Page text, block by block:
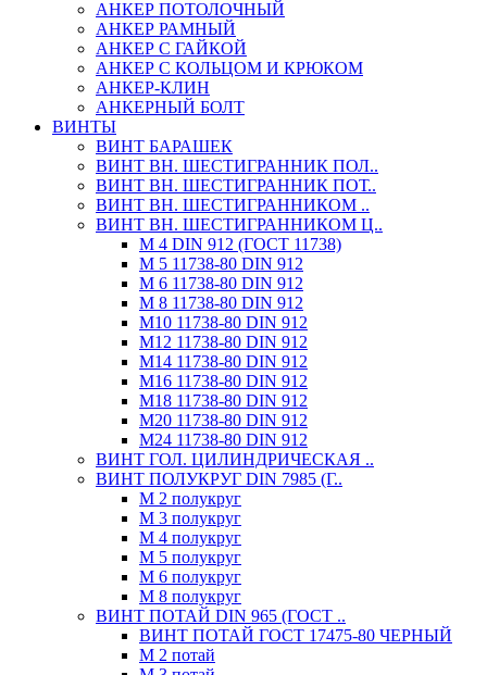
АНКЕР ПОТОЛОЧНЫЙ
АНКЕР РАМНЫЙ
АНКЕР С ГАЙКОЙ
АНКЕР С КОЛЬЦОМ И КРЮКОМ
АНКЕР-КЛИН
АНКЕРНЫЙ БОЛТ
ВИНТЫ
ВИНТ БАРАШЕК
ВИНТ ВН. ШЕСТИГРАННИК ПОЛ..
ВИНТ ВН. ШЕСТИГРАННИК ПОТ..
ВИНТ ВН. ШЕСТИГРАННИКОМ ..
ВИНТ ВН. ШЕСТИГРАННИКОМ Ц..
М 4 DIN 912 (ГОСТ 11738)
М 5 11738-80 DIN 912
М 6 11738-80 DIN 912
М 8 11738-80 DIN 912
М10 11738-80 DIN 912
М12 11738-80 DIN 912
М14 11738-80 DIN 912
М16 11738-80 DIN 912
М18 11738-80 DIN 912
М20 11738-80 DIN 912
М24 11738-80 DIN 912
ВИНТ ГОЛ. ЦИЛИНДРИЧЕСКАЯ ..
ВИНТ ПОЛУКРУГ DIN 7985 (Г..
М 2 полукруг
М 3 полукруг
М 4 полукруг
М 5 полукруг
М 6 полукруг
М 8 полукруг
ВИНТ ПОТАЙ DIN 965 (ГОСТ ..
ВИНТ ПОТАЙ ГОСТ 17475-80 ЧЕРНЫЙ
М 2 потай